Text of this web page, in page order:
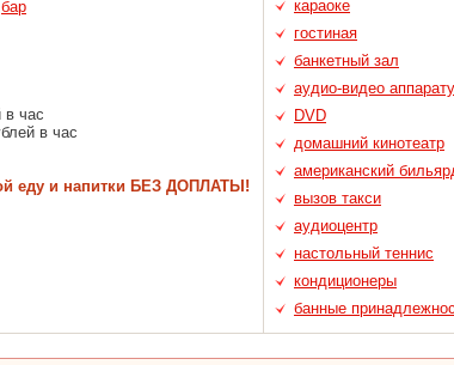
караоке
гостиная
банкетный зал
аудио-видео
DVD
домашний кинотеатр
американский
вызов такси
аудиоцентр
настольный теннис
кондиционеры
банные
бар
в час
в час
еду и напитки БЕЗ ДОПЛАТЫ!